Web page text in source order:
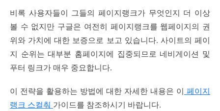
비록 사용자들이 그들의 페이지랭크가 무엇인지 더 이상
볼 수 없지만 구글은 여전히 페이지랭크를 웹페이지의 권
위와 가치에 대한 보증으로 보고 있습니다. 사이트의 페이
지 순위는 대부분 홈페이지에 집중되므로 네비게이션 및
푸터 링크가 매우 중요합니다.
이 전략을 활용하는 방법에 대한 자세한 내용은 이
페이지
랭크 스컬춰 가이드를 참조하시기 바랍니다.